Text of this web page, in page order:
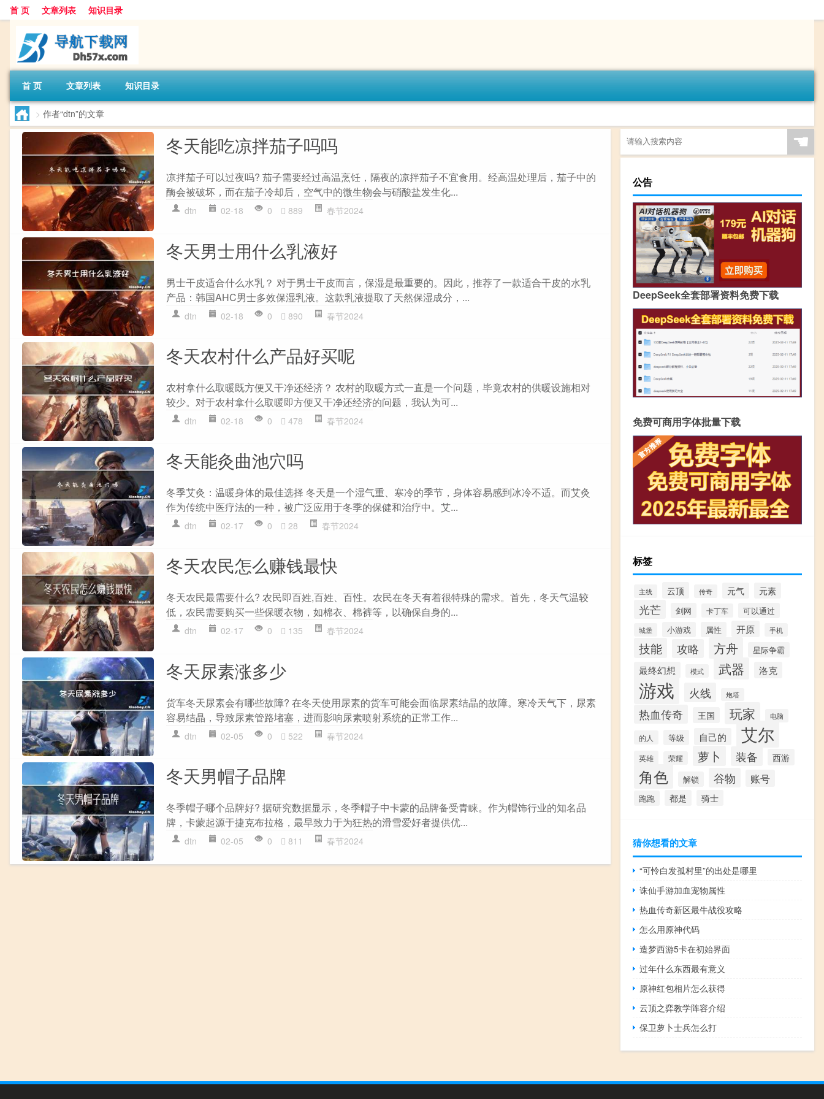
首 页 文章列表 知识目录
首 页 文章列表 知识目录
> 作者“dtn”的文章
冬天能吃凉拌茄子吗吗
凉拌茄子可以过夜吗? 茄子需要经过高温烹饪，隔夜的凉拌茄子不宜食用。经高温处理后，茄子中的
酶会被破坏，而在茄子冷却后，空气中的微生物会与硝酸盐发生化...
dtn 02-18 0 889 春节2024
冬天男士用什么乳液好
男士干皮适合什么水乳？ 对于男士干皮而言，保湿是最重要的。因此，推荐了一款适合干皮的水乳
产品：韩国AHC男士多效保湿乳液。这款乳液提取了天然保湿成分，...
dtn 02-18 0 890 春节2024
冬天农村什么产品好买呢
农村拿什么取暖既方便又干净还经济？ 农村的取暖方式一直是一个问题，毕竟农村的供暖设施相对
较少。对于农村拿什么取暖即方便又干净还经济的问题，我认为可...
dtn 02-18 0 478 春节2024
冬天能灸曲池穴吗
冬季艾灸：温暖身体的最佳选择 冬天是一个湿气重、寒冷的季节，身体容易感到冰冷不适。而艾灸
作为传统中医疗法的一种，被广泛应用于冬季的保健和治疗中。艾...
dtn 02-17 0 28 春节2024
冬天农民怎么赚钱最快
冬天农民最需要什么? 农民即百姓,百姓、百性。农民在冬天有着很特殊的需求。首先，冬天气温较
低，农民需要购买一些保暖衣物，如棉衣、棉裤等，以确保自身的...
dtn 02-17 0 135 春节2024
冬天尿素涨多少
货车冬天尿素会有哪些故障? 在冬天使用尿素的货车可能会面临尿素结晶的故障。寒冷天气下，尿素
容易结晶，导致尿素管路堵塞，进而影响尿素喷射系统的正常工作...
dtn 02-05 0 522 春节2024
冬天男帽子品牌
冬季帽子哪个品牌好? 据研究数据显示，冬季帽子中卡蒙的品牌备受青睐。作为帽饰行业的知名品
牌，卡蒙起源于捷克布拉格，最早致力于为狂热的滑雪爱好者提供优...
dtn 02-05 0 811 春节2024
☚
公告
DeepSeek全套部署资料免费下载
免费可商用字体批量下载
标签
主线 云顶 传奇 元气 元素
光芒 剑网 卡丁车 可以通过
城堡 小游戏 属性 开原 手机
技能 攻略 方舟 星际争霸
最终幻想 模式 武器 洛克
游戏 火线 炮塔
热血传奇 王国 玩家 电脑
的人 等级 自己的 艾尔
英雄 荣耀 萝卜 装备 西游
角色 解锁 谷物 账号
跑跑 都是 骑士
猜你想看的文章
“可怜白发孤村里”的出处是哪里
诛仙手游加血宠物属性
热血传奇新区最牛战役攻略
怎么用原神代码
造梦西游5卡在初始界面
过年什么东西最有意义
原神红包相片怎么获得
云顶之弈教学阵容介绍
保卫萝卜士兵怎么打